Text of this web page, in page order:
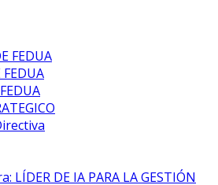
FEDUA
LÍDER DE IA PARA LA GESTIÓN